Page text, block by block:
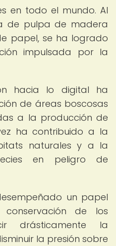
en todo el mundo. Al
de pulpa de madera
papel, se ha logrado
impulsada por la
hacia lo digital ha
de áreas boscosas
a la producción de
ha contribuido a la
naturales y a la
en peligro de
un papel
de los
drásticamente la
la presión sobre